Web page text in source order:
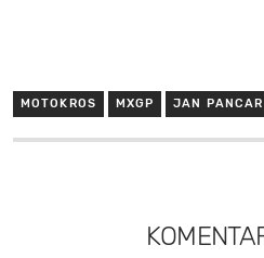
MOTOKROS MXGP JAN PANCAR